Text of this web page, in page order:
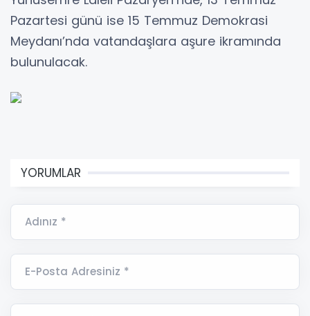
Pazartesi günü ise 15 Temmuz Demokrasi
Meydanı’nda vatandaşlara aşure ikramında
bulunulacak.
YORUMLAR
Adınız *
E-Posta Adresiniz *